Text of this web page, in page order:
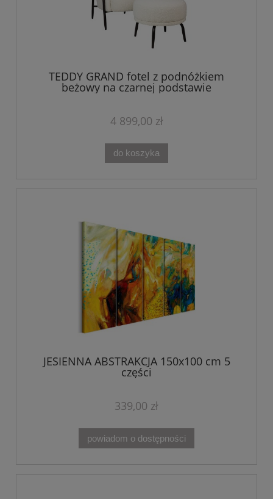
TEDDY GRAND fotel z podnóżkiem
beżowy na czarnej podstawie
4 899,00 zł
do koszyka
JESIENNA ABSTRAKCJA 150x100 cm 5
części
339,00 zł
powiadom o dostępności